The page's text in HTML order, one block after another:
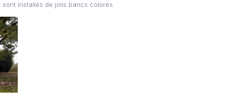
installés de jolis bancs colorés.